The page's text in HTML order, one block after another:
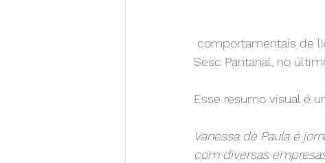
Sesc Pantanal, no
Esse resumo visual é
Vanessa de Paula é
com diversas